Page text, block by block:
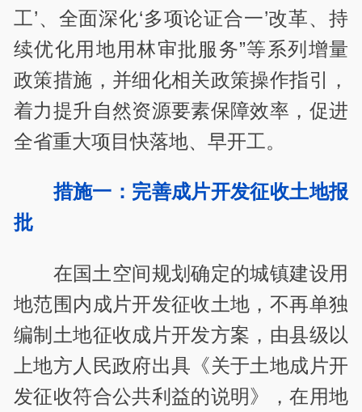
工’、全面深化‘多项论证合一’改革、持
续优化用地用林审批服务”等系列增量
政策措施，并细化相关政策操作指引，
着力提升自然资源要素保障效率，促进
全省重大项目快落地、早开工。
措施一：完善成片开发征收土地报
批
在国土空间规划确定的城镇建设用
地范围内成片开发征收土地，不再单独
编制土地征收成片开发方案，由县级以
上地方人民政府出具《关于土地成片开
发征收符合公共利益的说明》，在用地